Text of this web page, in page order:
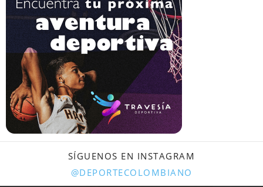
SÍGUENOS EN INSTAGRAM
@DEPORTECOLOMBIANO